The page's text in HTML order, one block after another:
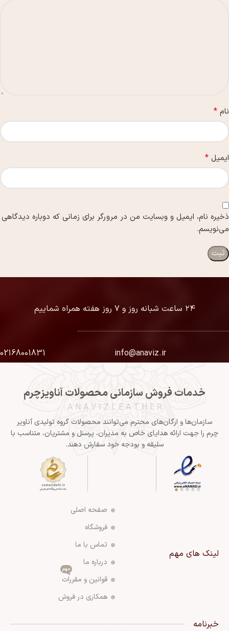
نام *
ایمیل *
ذخیره نام، ایمیل و وبسایت من در مرورگر برای زمانی که دوباره دیدگاهی
می‌نویسم.
۲۴ ساعت شبانه روز و ۷ روز هفته همراه شماییم
info@anaviz.ir
02168001831
خدمات فروش سازمانی محصولات آناویزچرم
A N A V I Z L E A T H E R
سازمان‌ها و ارگان‌های محترم می‌توانند محصولات گروه تولیدی آناویر
چرم را جهت ارائه هدایای خاص به مدیران، پرسنل و مشتریان، متناسب با
سلیقه و بودجه خود سفارش دهند.
لینک های مهم
صفحه اصلی
فروشگاه
تماس با ما
درباره ما
قوانین و مقررات
مهم
همکاری در فروش
خبرنامه